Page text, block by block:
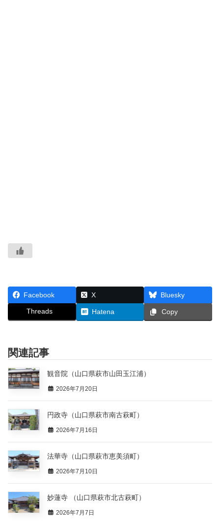
Facebook X Bluesky
Threads Hatena Copy
関連記事
観音院（山口県萩市山田玉江浦）
2026年7月20日
円政寺（山口県萩市南古萩町）
2026年7月16日
法華寺（山口県萩市恵美須町）
2026年7月10日
妙蓮寺 （山口県萩市北古萩町）
2026年7月7日